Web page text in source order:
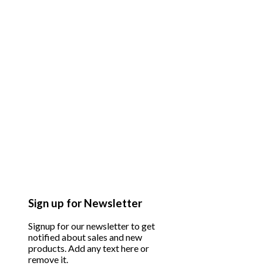
Sign up for Newsletter
Signup for our newsletter to get
notified about sales and new
products. Add any text here or
remove it.